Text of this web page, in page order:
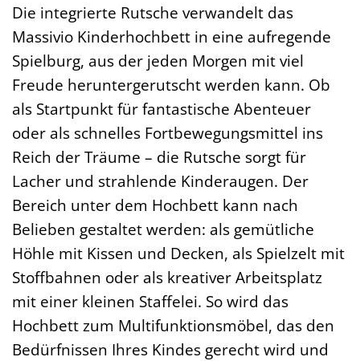
Die integrierte Rutsche verwandelt das
Massivio Kinderhochbett in eine aufregende
Spielburg, aus der jeden Morgen mit viel
Freude heruntergerutscht werden kann. Ob
als Startpunkt für fantastische Abenteuer
oder als schnelles Fortbewegungsmittel ins
Reich der Träume – die Rutsche sorgt für
Lacher und strahlende Kinderaugen. Der
Bereich unter dem Hochbett kann nach
Belieben gestaltet werden: als gemütliche
Höhle mit Kissen und Decken, als Spielzelt mit
Stoffbahnen oder als kreativer Arbeitsplatz
mit einer kleinen Staffelei. So wird das
Hochbett zum Multifunktionsmöbel, das den
Bedürfnissen Ihres Kindes gerecht wird und